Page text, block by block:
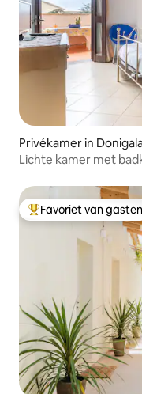
Privékamer in
Topfavoriet van
Favoriet van gasten